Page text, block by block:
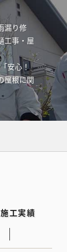
漏り修
工事・屋
安心！
屋根に関
工実績